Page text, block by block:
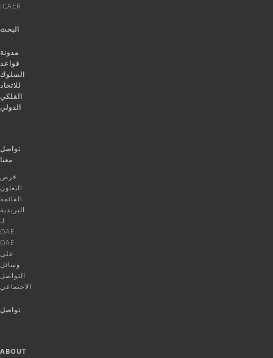
ICAER
البحث
مدونة
قواعد
السلوك
للاتحاد
الفلكي
الدولي
تواصل
معنا
فرص
التعاون
القائمة
البريدية
لـ
OAE
OAE
على
وسائل
التواصل
الاجتماعي
تواصل
ABOUT